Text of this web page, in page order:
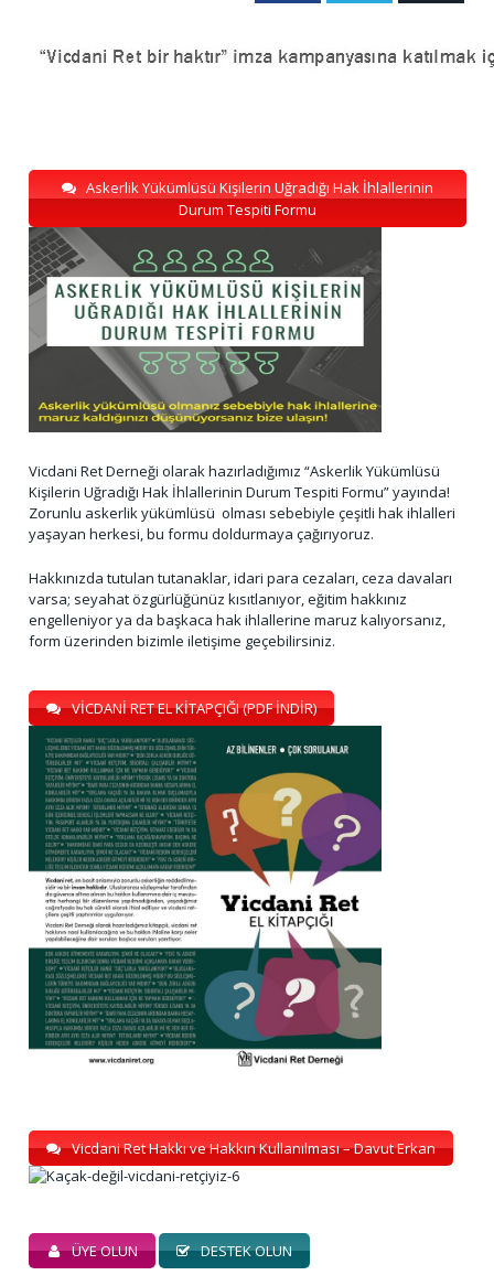
Askerlik Yükümlüsü Kişilerin Uğradığı Hak İhlallerinin
Durum Tespiti Formu
Vicdani Ret Derneği olarak hazırladığımız “Askerlik Yükümlüsü
Kişilerin Uğradığı Hak İhlallerinin Durum Tespiti Formu” yayında!
Zorunlu askerlik yükümlüsü olması sebebiyle çeşitli hak ihlalleri
yaşayan herkesi, bu formu doldurmaya çağırıyoruz.
Hakkınızda tutulan tutanaklar, idari para cezaları, ceza davaları
varsa; seyahat özgürlüğünüz kısıtlanıyor, eğitim hakkınız
engelleniyor ya da başkaca hak ihlallerine maruz kalıyorsanız,
form üzerinden bizimle iletişime geçebilirsiniz.
VİCDANİ RET EL KİTAPÇIĞI (PDF İNDİR)
Vicdani Ret Hakkı ve Hakkın Kullanılması – Davut Erkan
ÜYE OLUN DESTEK OLUN